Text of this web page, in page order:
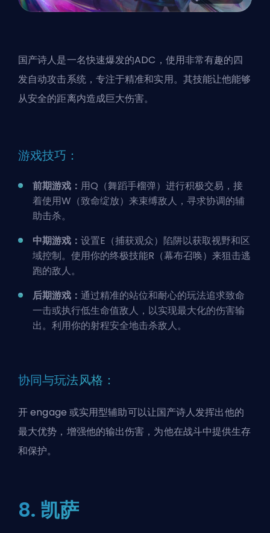
国产诗人是一名快速爆发的ADC ，使用非常有趣的四
发自动攻击系统，专注于精准和实用。其技能让他能够
从安全的距离内造成巨大伤害。
游戏技巧：
前期游戏： 用Q（舞蹈手榴弹）进行积极交易，接
着使用W（致命绽放）来束缚敌人，寻求协调的辅
助击杀。
中期游戏： 设置E（捕获观众）陷阱以获取视野和区
域控制。使用你的终极技能R（幕布召唤）来狙击逃
跑的敌人。
后期游戏： 通过精准的站位和耐心的玩法追求致命
一击或执行低生命值敌人，以实现最大化的伤害输
出。利用你的射程安全地击杀敌人。
协同与玩法风格：
开 engage 或实用型辅助可以让国产诗人发挥出他的
最大优势，增强他的输出伤害，为他在战斗中提供生存
和保护。
8. 凯萨